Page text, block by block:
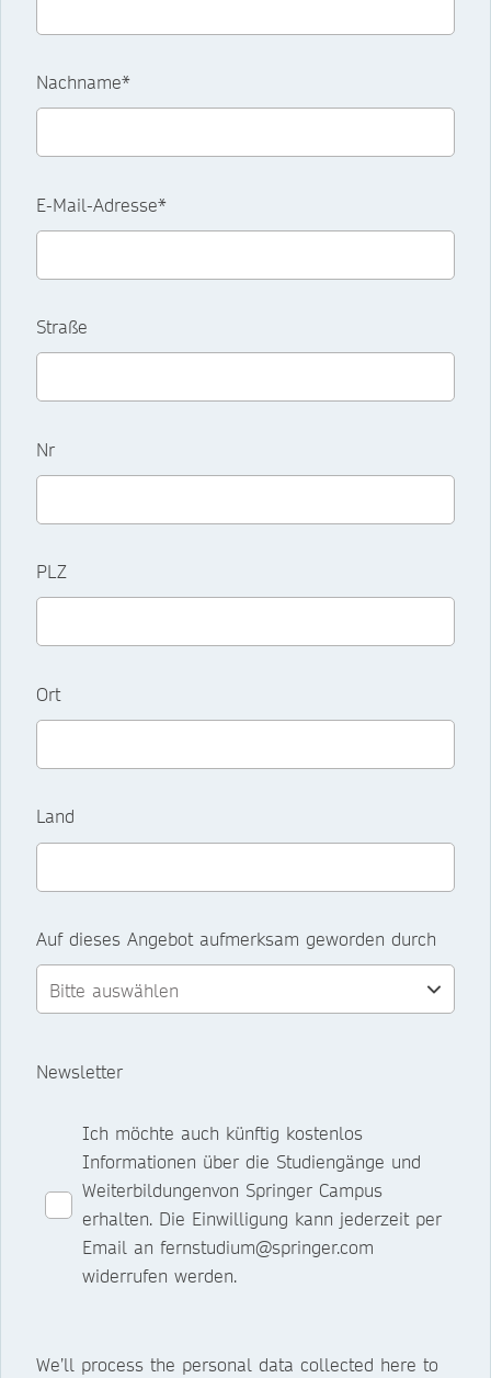
Nachname*
E-Mail-Adresse*
Straße
Nr
PLZ
Ort
Land
Auf dieses Angebot aufmerksam geworden durch
Newsletter
Ich möchte auch künftig kostenlos
Informationen über die Studiengänge und
Weiterbildungenvon Springer Campus
erhalten. Die Einwilligung kann jederzeit per
Email an fernstudium@springer.com
widerrufen werden.
We’ll process the personal data collected here to